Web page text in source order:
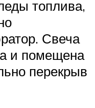
топлива,
Свеча
и помещена
перекрыв